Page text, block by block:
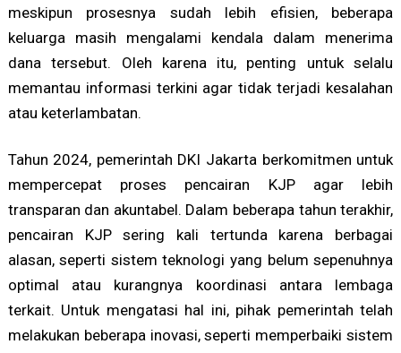
meskipun prosesnya sudah lebih efisien, beberapa
keluarga masih mengalami kendala dalam menerima
dana tersebut. Oleh karena itu, penting untuk selalu
memantau informasi terkini agar tidak terjadi kesalahan
atau keterlambatan.
Tahun 2024, pemerintah DKI Jakarta berkomitmen untuk
mempercepat proses pencairan KJP agar lebih
transparan dan akuntabel. Dalam beberapa tahun terakhir,
pencairan KJP sering kali tertunda karena berbagai
alasan, seperti sistem teknologi yang belum sepenuhnya
optimal atau kurangnya koordinasi antara lembaga
terkait. Untuk mengatasi hal ini, pihak pemerintah telah
melakukan beberapa inovasi, seperti memperbaiki sistem